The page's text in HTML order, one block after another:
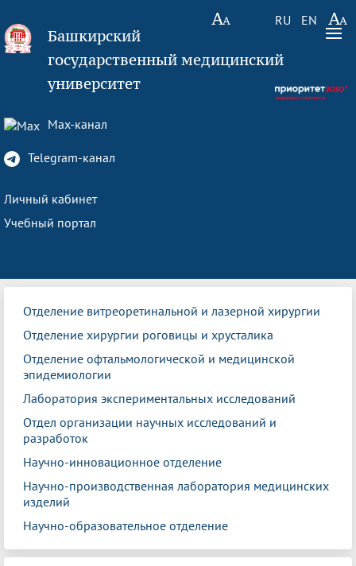
RU EN
Башкирский
государственный медицинский
университет
Max-канал
Telegram-канал
Личный кабинет
Учебный портал
Отделение витреоретинальной и лазерной хирургии
Отделение хирургии роговицы и хрусталика
Отделение офтальмологической и медицинской
эпидемиологии
Лаборатория экспериментальных исследований
Отдел организации научных исследований и
разработок
Научно-инновационное отделение
Научно-производственная лаборатория медицинских
изделий
Научно-образовательное отделение